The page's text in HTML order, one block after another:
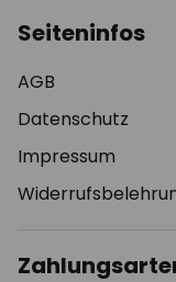
Seiteninfos
AGB
Datenschutz
Impressum